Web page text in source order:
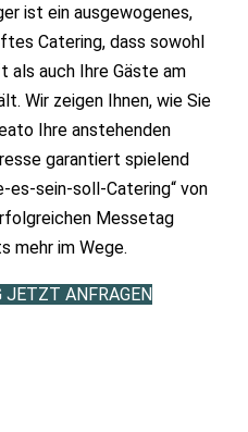
ist ein ausgewogenes,
Catering, dass sowohl
als auch Ihre Gäste am
Wir zeigen Ihnen, wie Sie
Ihre anstehenden
garantiert spielend
es-sein-soll-Catering“ von
Messetag
mehr im Wege.
JETZT ANFRAGEN